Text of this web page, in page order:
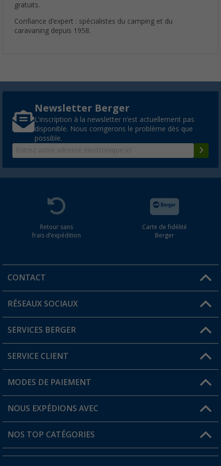
gratuits.
Confiance d'expert : spécialistes du camping et du
caravaning depuis 1958.
Newsletter Berger
L'inscription à la newsletter n'est actuellement pas
disponible. Nous corrigerons le problème dès que
possible.
Retour sans
frais d'expédition
Carte de fidélité
Berger
CONTACT
Une question ?
Trouver une magasin
RÉSEAUX SOCIAUX
SERVICES BERGER
Devenir revendeur
Mon compte
Carte de fidélité Berger
SERVICE CLIENT
FAQ et contact
Informations sur l'expédition
Statut de la commande
MODES DE PAIEMENT
NOUS EXPÉDIONS AVEC
NOS TOP CATÉGORIES